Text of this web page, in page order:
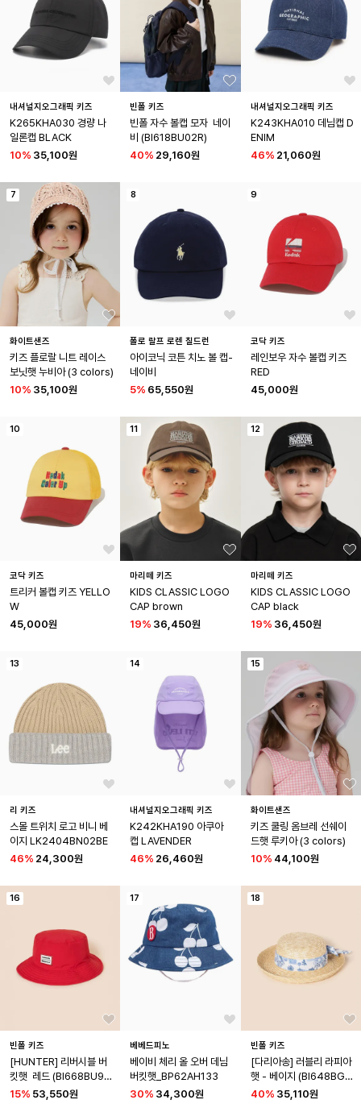
내셔널지오그래픽 키즈
K265KHA030 경량 나
일론캡 BLACK
10% 35,100원
빈폴 키즈
빈폴 자수 볼캡 모자  네이
비 (BI618BU02R)
40% 29,160원
내셔널지오그래픽 키즈
K243KHA010 데님캡 D
ENIM
46% 21,060원
7
화이트샌즈
키즈 플로랄 니트 레이스
보닛햇 누비아 (3 colors)
10% 35,100원
8
폴로 랄프 로렌 칠드런
아이코닉 코튼 치노 볼 캡-
네이비
5% 65,550원
9
코닥 키즈
레인보우 자수 볼캡 키즈
RED
45,000원
10
코닥 키즈
트리커 볼캡 키즈 YELLO
W
45,000원
11
마리떼 키즈
KIDS CLASSIC LOGO
CAP brown
19% 36,450원
12
마리떼 키즈
KIDS CLASSIC LOGO
CAP black
19% 36,450원
13
리 키즈
스몰 트위치 로고 비니 베
이지 LK2404BN02BE
46% 24,300원
14
내셔널지오그래픽 키즈
K242KHA190 아쿠아
캡 LAVENDER
46% 26,460원
15
화이트샌즈
키즈 쿨링 옴브레 선쉐이
드햇 루키아 (3 colors)
10% 44,100원
16
빈폴 키즈
[HUNTER] 리버시블 버
킷햇  레드 (BI668BU90
6)
15% 53,550원
17
베베드피노
베이비 체리 올 오버 데님
버킷햇_BP62AH133
30% 34,300원
18
빈폴 키즈
[다리아송] 러블리 라피아
햇 - 베이지 (BI648BG9
0A)
40% 35,110원